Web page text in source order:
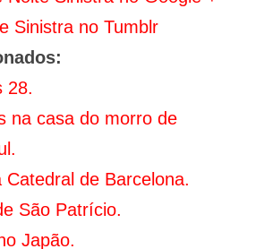
28.
na casa do morro de
Catedral de Barcelona.
São Patrício.
Japão.